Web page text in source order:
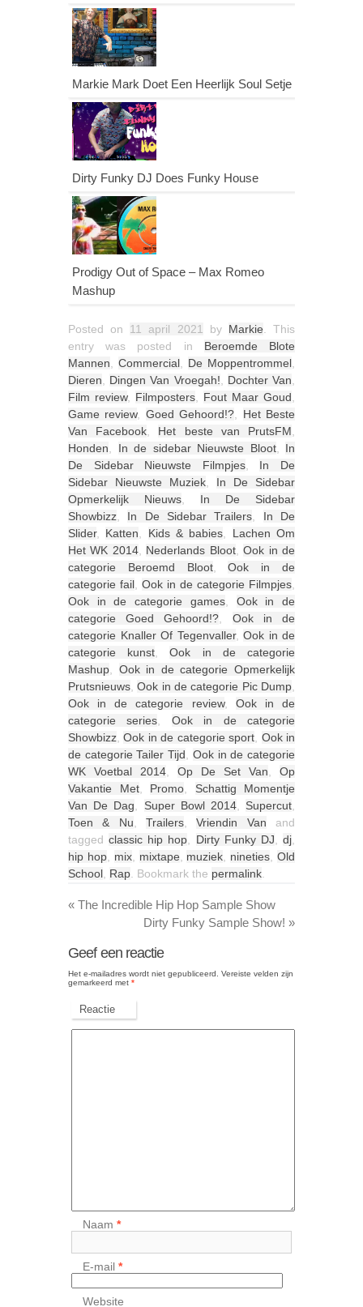
Markie Mark Doet Een Heerlijk Soul Setje
Dirty Funky DJ Does Funky House
Prodigy Out of Space – Max Romeo
Mashup
Posted on 11 april 2021 by Markie . This
entry was posted in Beroemde Blote
Mannen
Commercial De Moppentrommel
Dieren
Dingen Van Vroegah! Dochter Van
Film review, Filmposters Fout Maar Goud
Game review, Goed Gehoord!?
Het Beste
Van Facebook
Het beste van PrutsFM
Honden
In de sidebar Nieuwste Bloot, In
De Sidebar Nieuwste Filmpjes, In De
Sidebar Nieuwste Muziek
In De Sidebar
Opmerkelijk Nieuws
In De Sidebar
Showbizz
In De Sidebar Trailers
In De
Slider, Katten Kids & babies
Lachen Om
Het WK 2014, Nederlands Bloot,Ook in de
categorie Beroemd Bloot,Ook in de
categorie fail Ook in de categorie Filmpjes
Ook in de categorie games, Ook in de
categorie Goed Gehoord!?
Ook in de
categorie Knaller Of Tegenvaller, Ook in de
categorie kunst ,Ook in de categorie
Mashup
Ook in de categorie Opmerkelijk
Prutsnieuws ,Ook in de categorie Pic Dump
Ook in de categorie review, Ook in de
categorie series
Ook in de categorie
Showbizz ,Ook in de categorie sport Ook in
de categorie Tailer Tijd
Ook in de categorie
WK Voetbal 2014
Op De Set Van
Op
Vakantie Met, Promo
Schattig Momentje
Van De Dag
Super Bowl 2014, Supercut
Toen & Nu ,Trailers ,Vriendin Van and
taggedclassic hip hop Dirty Funky DJ ,dj
hip hop, mix, mixtape muziek nineties ,Old
School Rap . Bookmark the permalink
« The Incredible Hip Hop Sample Show
Dirty Funky Sample Show! »
Geef een reactie
Het e-mailadres wordt niet gepubliceerd.
Vereiste velden zijn
gemarkeerd met *
Reactie
Naam*
E-mail*
Website